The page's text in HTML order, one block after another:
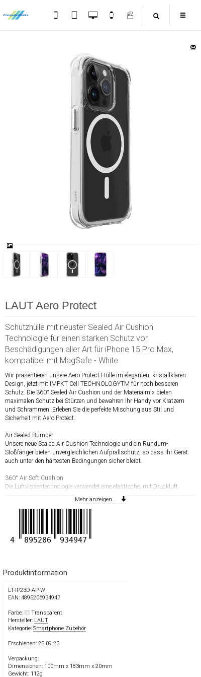
LAUT Aero Protect
Schutzhülle mit neuster Sealed Air Cushion
Technologie für einen starken Schutz vor
Beschädigungen aller Art für iPhone 15 Pro Max,
kompatibel mit MagSafe - White
Wir präsentieren unsere Aero Protect Hülle im eleganten, kristallklaren
Design, jetzt mit IMPKT Cell TECHNOLOGYTM für noch besseren
Schutz. Die 360° Sealed Air Cushion und der Materialmix bieten
maximalen Schutz bei Stürzen und bewahren Ihr Handy vor Kratzern
und Schrammen. Erleben Sie die perfekte Mischung aus Stil und
Sicherheit mit Aero Protect.
Air Sealed Bumper
Unsere neue Sealed Air Cushion Technologie und ein Rundum-
Stoßfänger bieten unvergleichlichen Aufprallschutz, so dass Ihr Gerät
auch unter den härtesten Bedingungen sicher bleibt.
360° Air Soft Cushion
Die Luftkissentechnologie verwendet eine elastische, mit Druckluft
gefüllte Membran, die bei einem Aufprall innovativen und dauerhaften
Komfort bietet. Mit seiner 360°-Unterstützung steigert es die Leistung
Mehr anzeigen...
4 895206 934947
Produktinformation
LT-IP23D-AP-W
EAN: 4895206934947
Farbe:
Transparent
Hersteller: LAUT
Kategorie: Smartphone Zubehör
Erschienen: 25.09.23
Verpackung:
Dimensionen: 100mm x 183mm x 20mm
Gewicht: 112g